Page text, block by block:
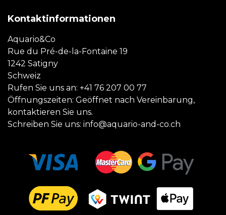
Kontaktinformationen
Aquario&Co
Rue du Pré-de-la-Fontaine 19
1242 Satigny
Schweiz
Rufen Sie uns an: +41 76 207 00 77
Öffnungszeiten: Geöffnet nach Vereinbarung,
kontaktieren Sie uns.
Schreiben Sie uns: info@aquario-and-co.ch